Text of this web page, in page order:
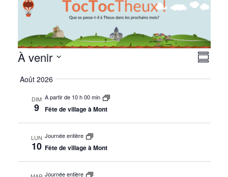
Évènements
par
Résumé
À venir
la
date
Août 2026
DIM
9
A partir de 10 h 00 min
Fête de village à Mont
LUN
10
Journée entière
Fête de village à Mont
Journée entière